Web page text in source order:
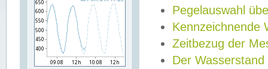
Pegelauswahl
Kennzeichnende
Zeitbezug der
Der Wasserstand